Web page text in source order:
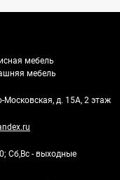
мебель
мебель
Московская, д. 15А, 2 этаж
Сб,Вс - выходные